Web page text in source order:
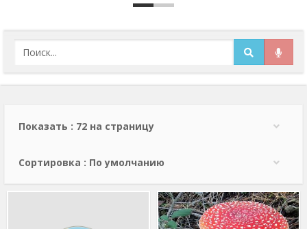
Показать : 72 на страницу
Сортировка : По умолчанию